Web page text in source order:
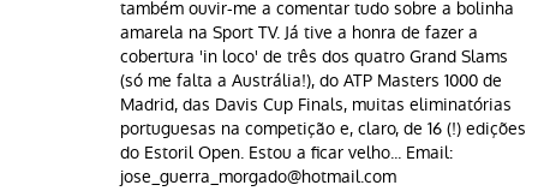
também ouvir-me a comentar tudo sobre a bolinha
amarela na Sport TV. Já tive a honra de fazer a
cobertura 'in loco' de três dos quatro Grand Slams
(só me falta a Austrália!), do ATP Masters 1000 de
Madrid, das Davis Cup Finals, muitas eliminatórias
portuguesas na competição e, claro, de 16 (!) edições
do Estoril Open. Estou a ficar velho... Email:
jose_guerra_morgado@hotmail.com